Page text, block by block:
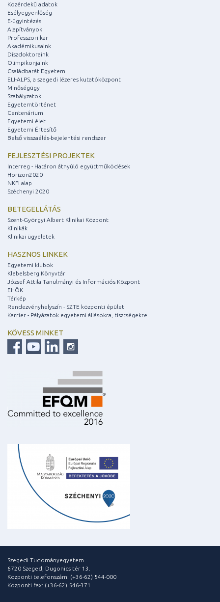
Közérdekű adatok
Esélyegyenlőség
E-ügyintézés
Alapítványok
Professzori kar
Akadémikusaink
Díszdoktoraink
Olimpikonjaink
Családbarát Egyetem
ELI-ALPS, a szegedi lézeres kutatóközpont
Minőségügy
Szabályzatok
Egyetemtörténet
Centenárium
Egyetemi élet
Egyetemi Értesítő
Belső visszaélés-bejelentési rendszer
FEJLESZTÉSI PROJEKTEK
Interreg - Határon átnyúló együttműködések
Horizon2020
NKFI alap
Széchenyi 2020
BETEGELLÁTÁS
Szent-Györgyi Albert Klinikai Központ
Klinikák
Klinikai ügyeletek
HASZNOS LINKEK
Egyetemi klubok
Klebelsberg Könyvtár
József Attila Tanulmányi és Információs Központ
EHÖK
Térkép
Rendezvényhelyszín - SZTE központi épület
Karrier - Pályázatok egyetemi állásokra, tisztségekre
KÖVESS MINKET
Szegedi Tudományegyetem
6720 Szeged, Dugonics tér 13.
Központi telefonszám: (+36-62) 544-000
Központi fax: (+36-62) 546-371